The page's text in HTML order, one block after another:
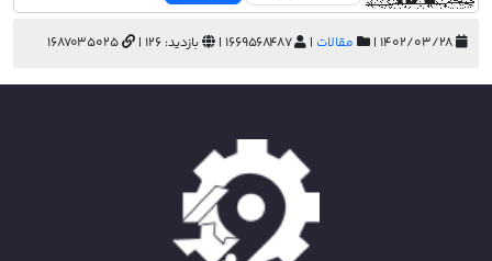
مقالات |
1669568487 | بازدید: 126 | 1687035025